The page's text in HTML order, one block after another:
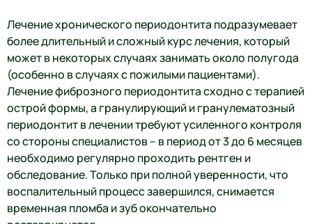
Лечение хронического периодонтита подразумевает
более длительный и сложный курс лечения, который
может в некоторых случаях занимать около полугода
(особенно в случаях с пожилыми пациентами).
Лечение фиброзного периодонтита сходно с терапией
острой формы, а гранулирующий и гранулематозный
периодонтит в лечении требуют усиленного контроля
со стороны специалистов – в период от 3 до 6 месяцев
необходимо регулярно проходить рентген и
обследование. Только при полной уверенности, что
воспалительный процесс завершился, снимается
временная пломба и зуб окончательно